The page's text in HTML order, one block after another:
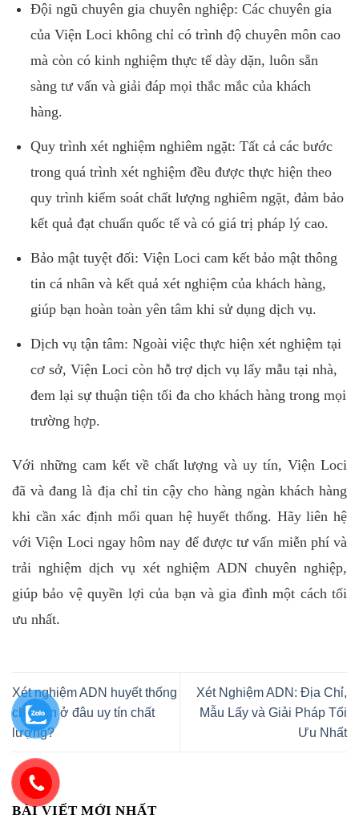
Đội ngũ chuyên gia chuyên nghiệp: Các chuyên gia
của Viện Loci không chỉ có trình độ chuyên môn cao
mà còn có kinh nghiệm thực tế dày dặn, luôn sẵn
sàng tư vấn và giải đáp mọi thắc mắc của khách
hàng.
Quy trình xét nghiệm nghiêm ngặt: Tất cả các bước
trong quá trình xét nghiệm đều được thực hiện theo
quy trình kiểm soát chất lượng nghiêm ngặt, đảm bảo
kết quả đạt chuẩn quốc tế và có giá trị pháp lý cao.
Bảo mật tuyệt đối: Viện Loci cam kết bảo mật thông
tin cá nhân và kết quả xét nghiệm của khách hàng,
giúp bạn hoàn toàn yên tâm khi sử dụng dịch vụ.
Dịch vụ tận tâm: Ngoài việc thực hiện xét nghiệm tại
cơ sở, Viện Loci còn hỗ trợ dịch vụ lấy mẫu tại nhà,
đem lại sự thuận tiện tối đa cho khách hàng trong mọi
trường hợp.
Với những cam kết về chất lượng và uy tín, Viện Loci
đã và đang là địa chỉ tin cậy cho hàng ngàn khách hàng
khi cần xác định mối quan hệ huyết thống. Hãy liên hệ
với Viện Loci ngay hôm nay để được tư vấn miễn phí và
trải nghiệm dịch vụ xét nghiệm ADN chuyên nghiệp,
giúp bảo vệ quyền lợi của bạn và gia đình một cách tối
ưu nhất.
Xét nghiệm ADN huyết thống
cha con ở đâu uy tín chất
lượng?
Xét Nghiệm ADN: Địa Chỉ,
Mẫu Lấy và Giải Pháp Tối
Ưu Nhất
BÀI VIẾT MỚI NHẤT